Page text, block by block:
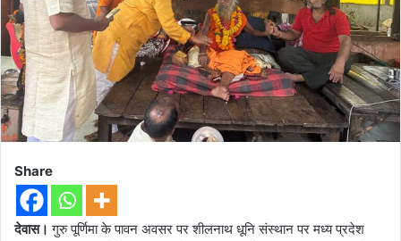
Share
देवास। गुरु पूर्णिमा के पावन अवसर पर शीलनाथ धूनि संस्थान पर मध्य प्रदेश